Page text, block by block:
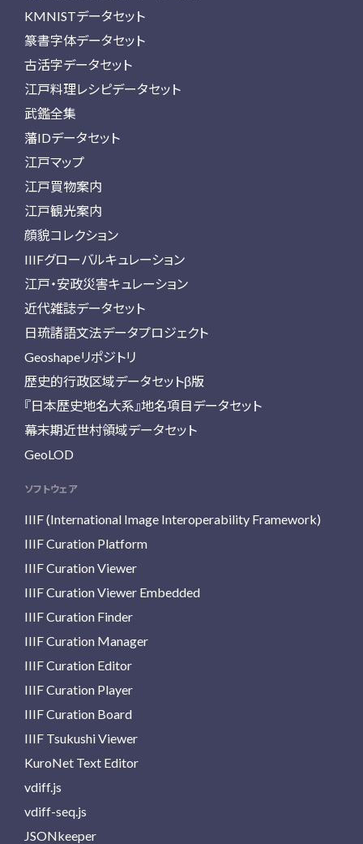
KMNISTデータセット
篆書字体データセット
古活字データセット
江戸料理レシピデータセット
武鑑全集
藩IDデータセット
江戸マップ
江戸買物案内
江戸観光案内
顔貌コレクション
IIIFグローバルキュレーション
江戸・安政災害キュレーション
近代雑誌データセット
日琉諸語文法データプロジェクト
Geoshapeリポジトリ
歴史的行政区域データセットβ版
『日本歴史地名大系』地名項目データセット
幕末期近世村領域データセット
GeoLOD
ソフトウェア
IIIF (International Image Interoperability Framework)
IIIF Curation Platform
IIIF Curation Viewer
IIIF Curation Viewer Embedded
IIIF Curation Finder
IIIF Curation Manager
IIIF Curation Editor
IIIF Curation Player
IIIF Curation Board
IIIF Tsukushi Viewer
KuroNet Text Editor
vdiff.js
vdiff-seq.js
JSONkeeper